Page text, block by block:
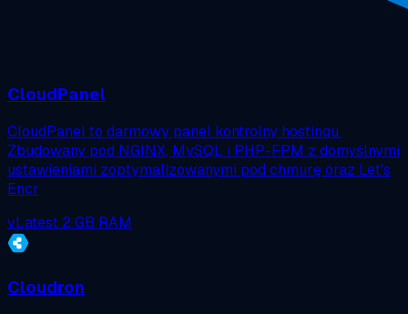
CloudPanel
CloudPanel to darmowy panel kontrolny hostingu.
Zbudowany pod NGINX, MySQL i PHP-FPM z domyślnymi
ustawieniami zoptymalizowanymi pod chmurę oraz Let's
Encr
vLatest 2 GB RAM
Cloudron